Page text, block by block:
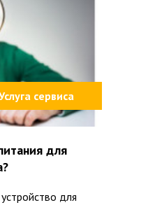
сервиса
для
для